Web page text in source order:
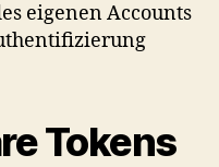
eigenen Accounts
Tokens